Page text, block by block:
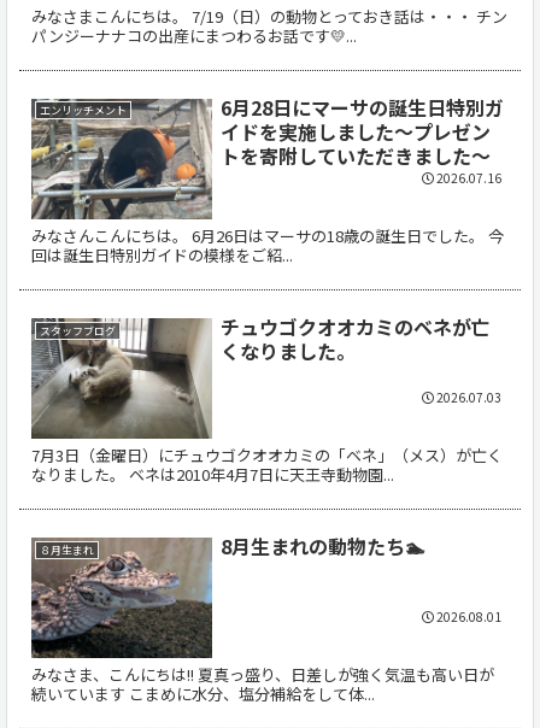
みなさまこんにちは。 7/19（日）の動物とっておき話は・・・ チン
パンジーナナコの出産にまつわるお話です💛...
エンリッチメント
6月28日にマーサの誕生日特別ガ
イドを実施しました～プレゼン
トを寄附していただきました～
みなさんこんにちは。 6月26日はマーサの18歳の誕生日でした。 今
回は誕生日特別ガイドの模様をご紹...
2026.07.16
スタッフブログ
チュウゴクオオカミのベネが亡
くなりました。
7月3日（金曜日）にチュウゴクオオカミの「ベネ」（メス）が亡く
なりました。 ベネは2010年4月7日に天王寺動物園...
2026.07.03
８月生まれ 8月生まれの動物たち🏊
みなさま、こんにちは!! 夏真っ盛り、日差しが強く気温も高い日が
続いています こまめに水分、塩分補給をして体...
2026.08.01